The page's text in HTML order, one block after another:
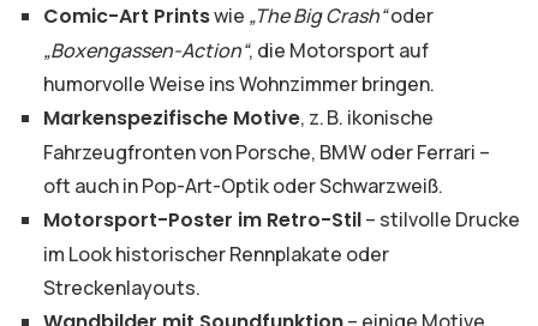
Comic-Art Printswie „The Big Crash“oder
„Boxengassen-Action“, die Motorsport auf
humorvolle Weise ins Wohnzimmer bringen.
Markenspezifische Motive, z. B. ikonische
Fahrzeugfronten von Porsche, BMW oder Ferrari –
oft auch in Pop-Art-Optik oder Schwarzweiß.
Motorsport-Poster im Retro-Stil– stilvolle Drucke
im Look historischer Rennplakate oder
Streckenlayouts.